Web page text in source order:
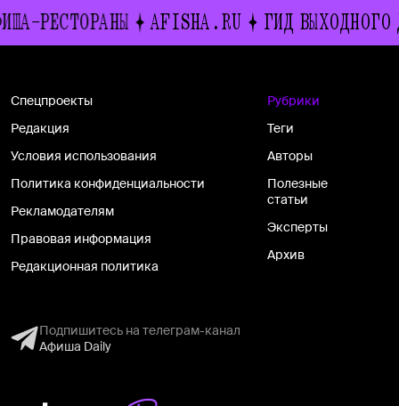
AFISHA.RU ГИД ВЫХОДНОГО ДНЯ
Спецпроекты
Редакция
Условия использования
Политика конфиденциальности
Рекламодателям
Правовая информация
Редакционная политика
Рубрики
Теги
Авторы
Полезные
статьи
Эксперты
Архив
Подпишитесь на телеграм-канал
Афиша Daily